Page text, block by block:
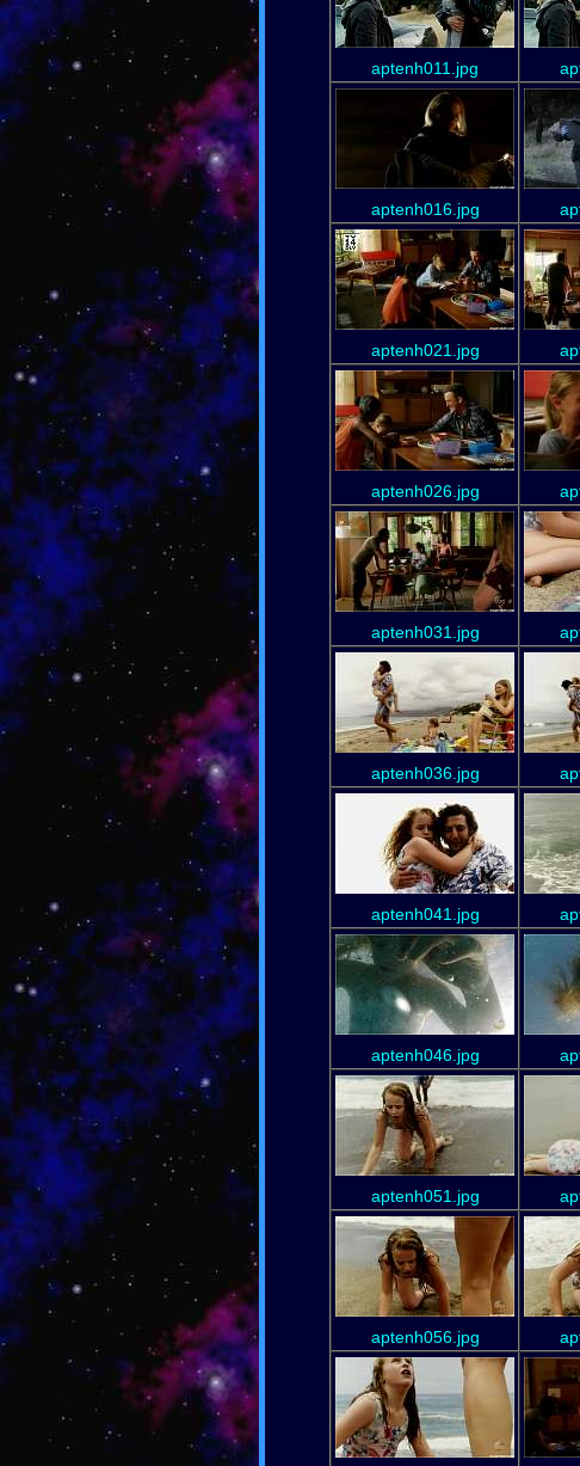
aptenh011.jpg
aptenh016.jpg
aptenh021.jpg
aptenh026.jpg
aptenh031.jpg
aptenh036.jpg
aptenh041.jpg
aptenh046.jpg
aptenh051.jpg
aptenh056.jpg